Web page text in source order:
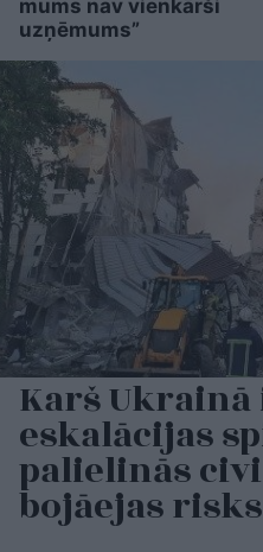
mums nav vienkārši
uzņēmums”
Karš
eskalācijas
palielinās
bojāejas risks